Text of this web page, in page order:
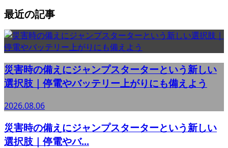
最近の記事
災害時の備えにジャンプスターターという新しい
選択肢｜停電やバッテリー上がりにも備えよう
2026.08.06
災害時の備えにジャンプスターターという新しい
選択肢｜停電やバ...